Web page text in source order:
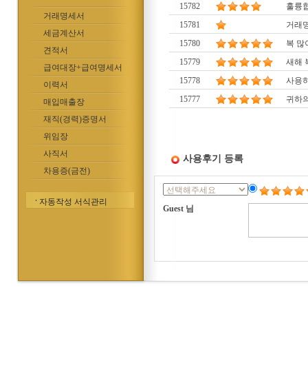
거래명세서
세금계산서
견적서
급여대장+급여명세서
이력서
매입매출장
재직(경력)증명서
위임장
사직서
차용증(금전)
자동작성 서식관리
15782
훌륭
15781
거래
15780
복 많
15779
새해
15778
사용
15777
귀하
사용후기 등록
Guest 님